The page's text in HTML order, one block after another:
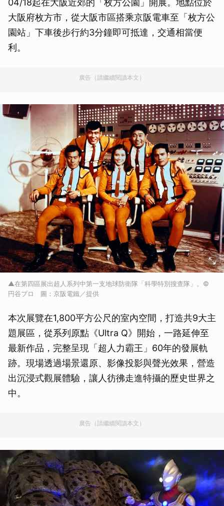
大阪府枚方市，從大阪市區搭乘京阪電車至「枚方公
園站」下車後步行約3分鐘即可抵達，交通相當便
利。
廣告（請繼續閱讀本文）
▲在第四區展出超人系列中第一支地球防衛隊「科學特別搜查隊」。©
円谷プロ 圖：京阪電鐵／提供
本次展覽在1,800平方公尺的室內空間，打造共9大主
題展區，從系列原點《Ultra Q》開始，一路延伸至
最新作品，完整呈現「超人力霸王」60年的發展軌
跡。現場透過場景還原、影像投影與聲光效果，營造
出沉浸式觀展體驗，讓人彷彿走進特攝的歷史世界之
中。
廣告（請繼續閱讀本文）